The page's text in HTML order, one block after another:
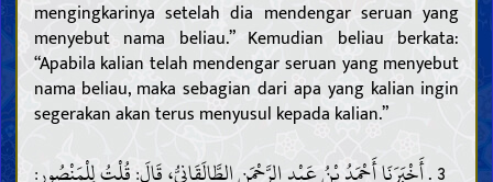
mengingkarinya setelah dia mendengar seruan yang
menyebut nama beliau.” Kemudian beliau berkata:
“Apabila kalian telah mendengar seruan yang menyebut
nama beliau, maka sebagian dari apa yang kalian ingin
segerakan akan terus menyusul kepada kalian.”
3 . أَخْبَرَنَا أَحْمَدُ بْنُ عَبْدِ الرَّحْمَنِ الطَّالَقَانِيُّ، قَالَ: قُلْتُ لِلْمَنْصُورِ: